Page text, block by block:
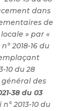
dans
de
» par «
2018-16 du
10 du 28
général des
38 du 03
2013-10 du